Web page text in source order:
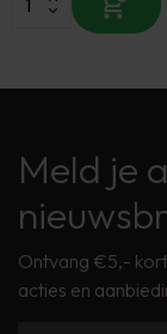
Meld je
Ontvang €5,-
acties en